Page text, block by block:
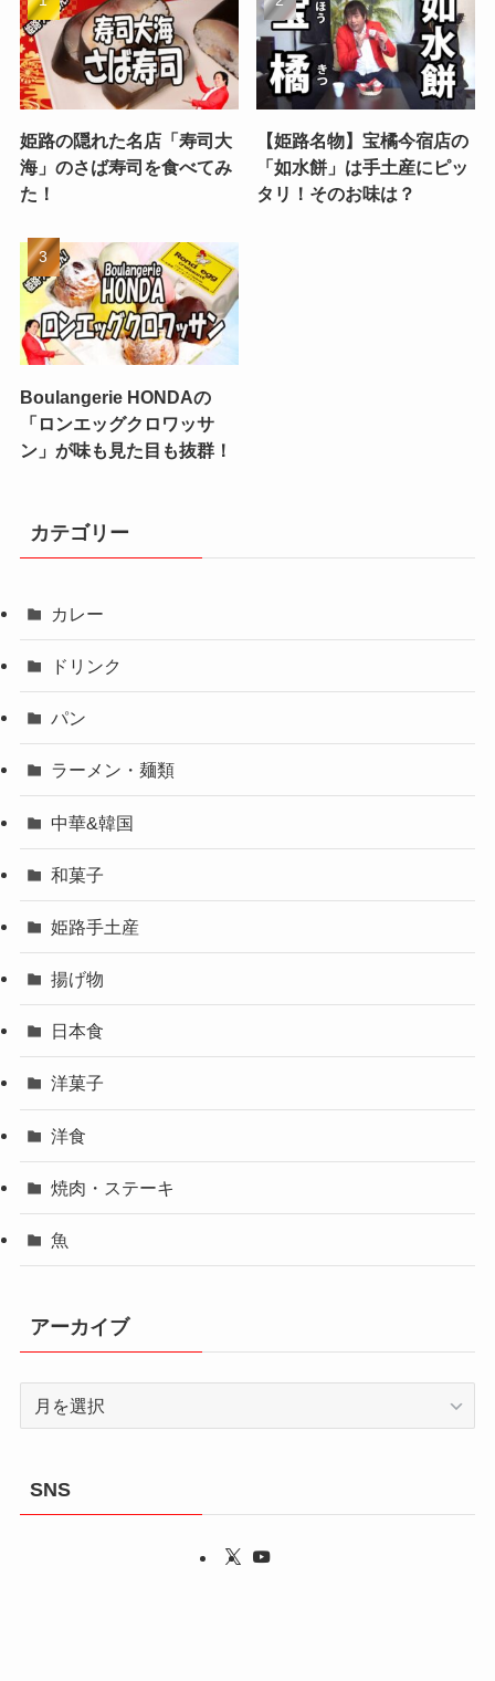
姫路の隠れた名店「寿司大
海」のさば寿司を食べてみ
た！
【姫路名物】宝橘今宿店の
「如水餅」は手土産にピッ
タリ！そのお味は？
Boulangerie HONDAの
「ロンエッグクロワッサ
ン」が味も見た目も抜群！
カテゴリー
カレー
ドリンク
パン
ラーメン・麺類
中華&韓国
和菓子
姫路手土産
揚げ物
日本食
洋菓子
洋食
焼肉・ステーキ
魚
アーカイブ
SNS